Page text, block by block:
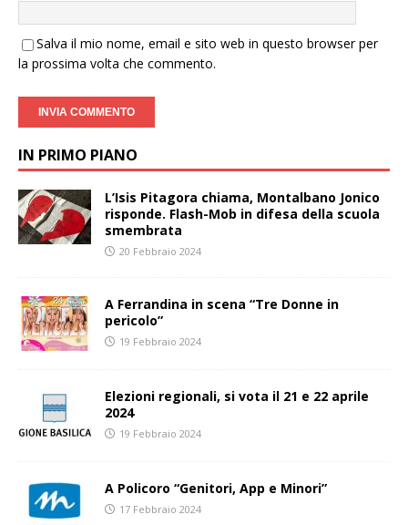
Salva il mio nome, email e sito web in questo browser per
la prossima volta che commento.
IN PRIMO PIANO
L’Isis Pitagora chiama, Montalbano Jonico
risponde. Flash-Mob in difesa della scuola
smembrata
20 Febbraio 2024
A Ferrandina in scena “Tre Donne in
pericolo”
19 Febbraio 2024
Elezioni regionali, si vota il 21 e 22 aprile
2024
19 Febbraio 2024
A Policoro “Genitori, App e Minori”
17 Febbraio 2024